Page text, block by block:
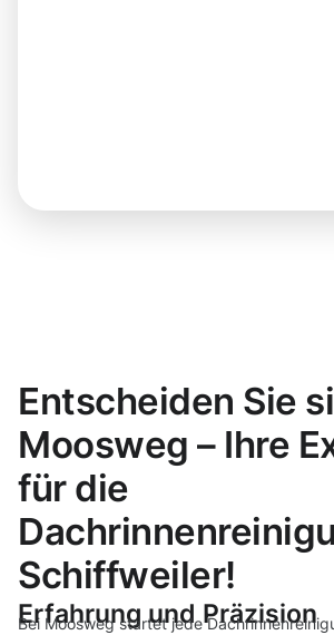
Entscheiden Sie
Moosweg – Ihre
für die
Schiffweiler!
Erfahrung und Präzision
Bei Moosweg startet jede